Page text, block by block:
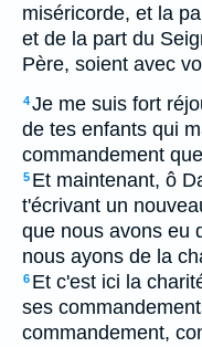
miséricorde, et la
et de la part du
Père, soient avec
4Je me suis fort
de tes enfants qui
commandement
5 Et maintenant, ô
t'écrivant un
que nous avons eu
nous ayons de la
6 Et c'est ici la
ses
commandement,